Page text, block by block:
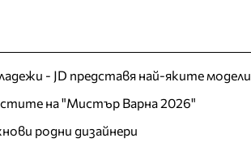
- JD представя най-яките модели
на "Мистър Варна 2026"
родни дизайнери